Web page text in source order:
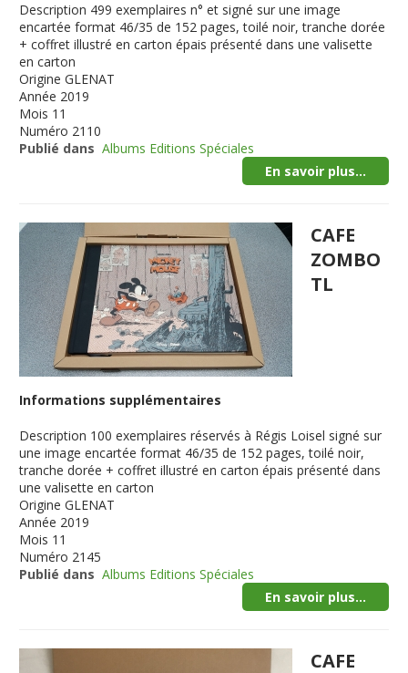
Description 499 exemplaires n° et signé sur une image
encartée format 46/35 de 152 pages, toilé noir, tranche dorée
+ coffret illustré en carton épais présenté dans une valisette
en carton
Origine GLENAT
Année 2019
Mois 11
Numéro 2110
Publié dans Albums Editions Spéciales
En savoir plus...
CAFE
ZOMBO
TL
Informations supplémentaires
Description 100 exemplaires réservés à Régis Loisel signé sur
une image encartée format 46/35 de 152 pages, toilé noir,
tranche dorée + coffret illustré en carton épais présenté dans
une valisette en carton
Origine GLENAT
Année 2019
Mois 11
Numéro 2145
Publié dans Albums Editions Spéciales
En savoir plus...
CAFE